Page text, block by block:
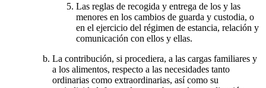
Las reglas de recogida y entrega de los y las
menores en los cambios de guarda y custodia, o
en el ejercicio del régimen de estancia, relación y
comunicación con ellos y ellas.
La contribución, si procediera, a las cargas familiares y
a los alimentos, respecto a las necesidades tanto
ordinarias como extraordinarias, así como su